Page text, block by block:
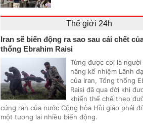
Thế giới 24h
Iran sẽ biến động ra sao sau cái chết
thống Ebrahim Raisi
Từng được coi là
năng kế nhiệm Lãnh
của Iran, Tổng thống
Raisi đã qua đời khi
khiến thể chế theo
cứng rắn của nước Cộng hòa Hồi giáo phải
một tương lai nhiều biến động.